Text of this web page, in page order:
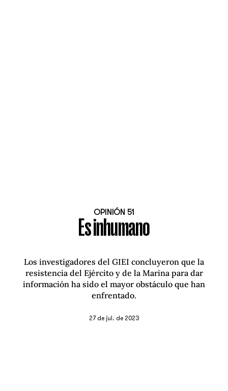
OPINIÓN 51
Es inhumano
Los investigadores del GIEI concluyeron que la
resistencia del Ejército y de la Marina para dar
información ha sido el mayor obstáculo que han
enfrentado.
27 de jul. de 2023